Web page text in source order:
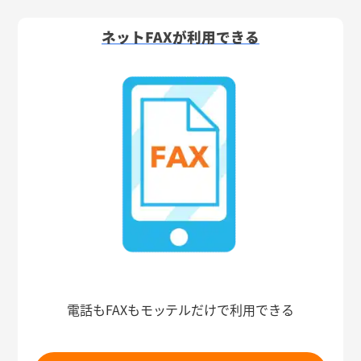
ネットFAXが利用できる
電話もFAXもモッテルだけで利用できる